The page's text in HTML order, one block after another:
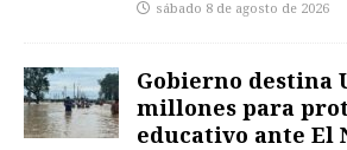
sábado 8 de agosto de 2026
Gobierno destina
millones para
educativo ante El